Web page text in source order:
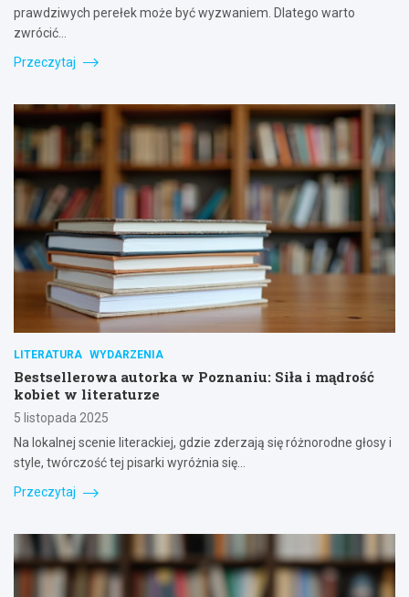
prawdziwych perełek może być wyzwaniem. Dlatego warto
zwrócić…
Przeczytaj
LITERATURA WYDARZENIA
Bestsellerowa autorka w Poznaniu: Siła i mądrość
kobiet w literaturze
5 listopada 2025
Na lokalnej scenie literackiej, gdzie zderzają się różnorodne głosy i
style, twórczość tej pisarki wyróżnia się…
Przeczytaj